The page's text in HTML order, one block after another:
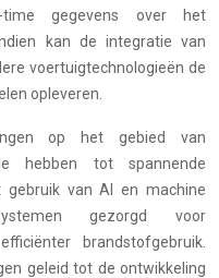
time gegevens over het
kan de integratie van
voertuigtechnologieën de
opleveren.
op het gebied van
hebben tot spannende
van AI en machine
gezorgd voor
brandstofgebruik.
geleid tot de ontwikkeling